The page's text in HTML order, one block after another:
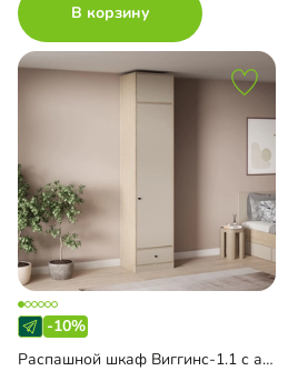
В корзину
-10%
Распашной шкаф Виггинс-1.1 с антресолью